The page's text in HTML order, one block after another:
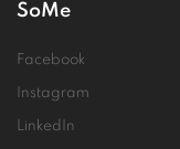
SoMe
Facebook
Instagram
LinkedIn